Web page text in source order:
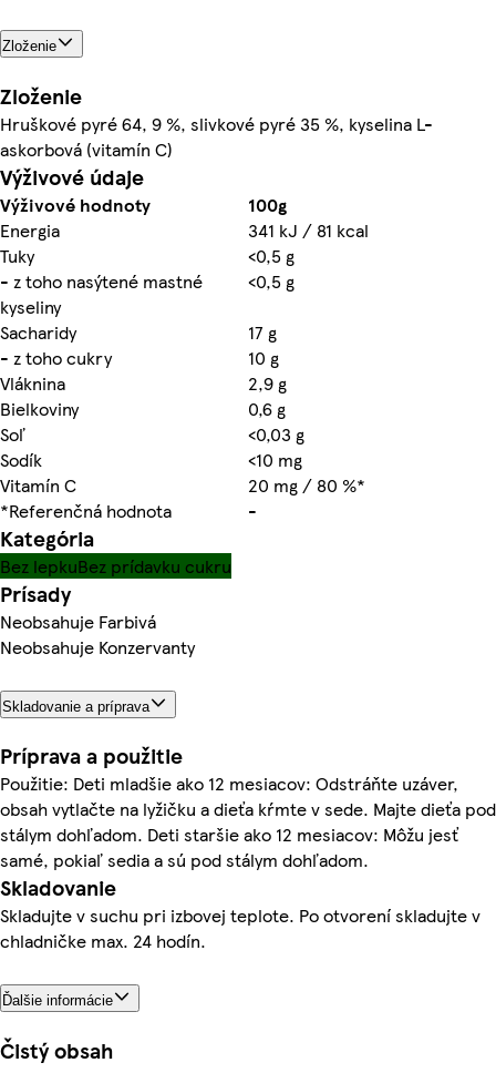
Zloženie
Zloženie
Hruškové pyré 64, 9 %, slivkové pyré 35 %, kyselina L-
askorbová (vitamín C)
Výživové údaje
Výživové hodnoty
100g
Energia
341 kJ / 81 kcal
Tuky
<0,5 g
- z toho nasýtené mastné
kyseliny
<0,5 g
Sacharidy
17 g
- z toho cukry
10 g
Vláknina
2,9 g
Bielkoviny
0,6 g
Soľ
<0,03 g
Sodík
<10 mg
Vitamín C
20 mg / 80 %*
*Referenčná hodnota
-
Kategória
Bez lepkuBez prídavku cukru
Prísady
Neobsahuje Farbivá
Neobsahuje Konzervanty
Skladovanie a príprava
Príprava a použitie
Použitie: Deti mladšie ako 12 mesiacov: Odstráňte uzáver,
obsah vytlačte na lyžičku a dieťa kŕmte v sede. Majte dieťa pod
stálym dohľadom. Deti staršie ako 12 mesiacov: Môžu jesť
samé, pokiaľ sedia a sú pod stálym dohľadom.
Skladovanie
Skladujte v suchu pri izbovej teplote. Po otvorení skladujte v
chladničke max. 24 hodín.
Ďalšie informácie
Čistý obsah